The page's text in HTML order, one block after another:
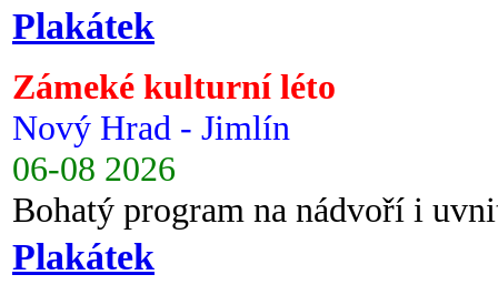
Plakátek
Zámeké kulturní léto
Nový Hrad - Jimlín
06-08 2026
Bohatý program na nádvoří i
Plakátek